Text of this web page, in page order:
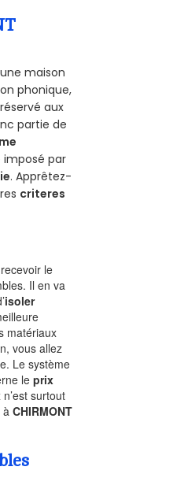
maison
phonique,
aux
partie de
imposé par
. Apprêtez-
criteres
le
Il en va
isoler
matériaux
vous allez
Le système
leprix
surtout
àCHIRMONT